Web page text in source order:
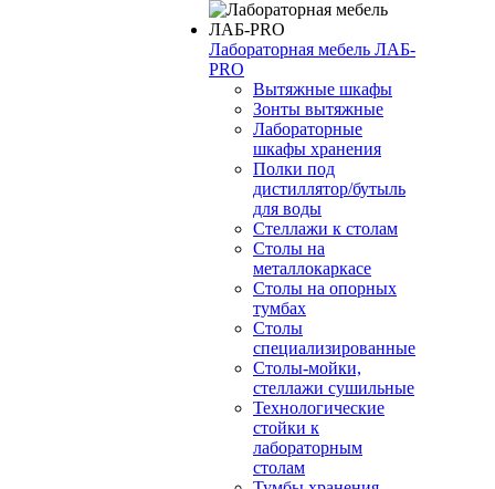
Лабораторная мебель ЛАБ-
PRO
Вытяжные шкафы
Зонты вытяжные
Лабораторные
шкафы хранения
Полки под
дистиллятор/бутыль
для воды
Стеллажи к столам
Столы на
металлокаркасе
Столы на опорных
тумбах
Столы
специализированные
Столы-мойки,
стеллажи сушильные
Технологические
стойки к
лабораторным
столам